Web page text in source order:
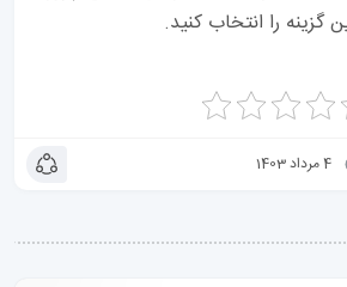
گزینه را انتخاب کنید.
4 مرداد 1403